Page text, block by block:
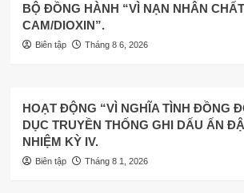
BỘ ĐỒNG HÀNH “VÌ NẠN NHÂN
CAM/DIOXIN”.
Biên tập Tháng 8 6, 2026
HOẠT ĐỘNG “VÌ NGHĨA TÌNH ĐỒNG
DỤC TRUYỀN THỐNG GHI DẤU ẤN
NHIỆM KỲ IV.
Biên tập Tháng 8 1, 2026